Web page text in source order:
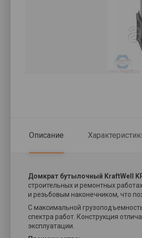
Описание
Домкрат бутылочный KraftWell
строительных и ремонтных
и резьбовым наконечником, что
С максимальной
спектра работ. Конструкция
эксплуатации.